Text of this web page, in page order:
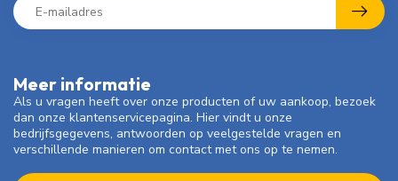
Meer informatie
Als u vragen heeft over onze producten of uw aankoop, bezoek
dan onze klantenservicepagina. Hier vindt u onze
bedrijfsgegevens, antwoorden op veelgestelde vragen en
verschillende manieren om contact met ons op te nemen.